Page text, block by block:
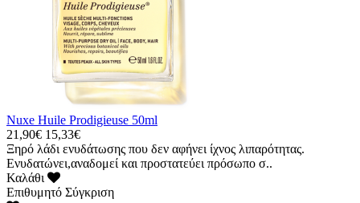
Nuxe Huile Prodigieuse 50ml
21,90€ 15,33€
Ξηρό λάδι ενυδάτωσης που δεν αφήνει ίχνος λιπαρότητας.
Ενυδατώνει,αναδομεί και προστατεύει πρόσωπο σ..
Καλάθι
Επιθυμητό Σύγκριση